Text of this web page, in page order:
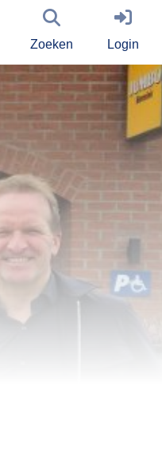
Zoeken Login